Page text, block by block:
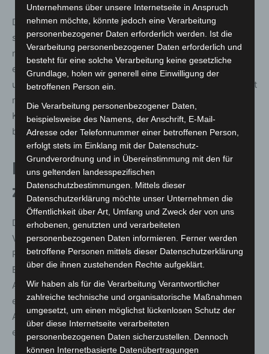
Dr. Susanna Zapreva, Vorstandsvorsitzende von enercity,
sagt zur Zusammenarbeit: „Die Verknüpfung von
nachhaltiger Energie und Mobilität ist entscheidend für
eine umweltfreundliche Zukunft. Wir sind stolz darauf,
unsere Expertise und Ressourcen in die Zusammenarbeit
mit der Hannoverschen Volksbank einzubringen. Die
Kooperation unterstreicht das nachhaltige Engagement
beider Unternehmen.“
Langjährige Partnerschaft
zwischen enercity und Volksbank
Der Energiedienstleister enercity und die Hannoversche
Volksbank gehen mit dem Projekt eine langjährige
Partnerschaft ein. enercity übernimmt neben dem
Betrieb der Ladeinfrastruktur auch die Wartung und
Abrechnung. Bezahlt werden kann bequem mit der
enercity Ladekarte oder über die neue enercity easyGo
App. Kund:innen profitieren dabei von den attraktiven
enercity-Fahrstromtarifen.
Unternehmens über unsere Internetseite in Anspruch
nehmen möchte, könnte jedoch eine Verarbeitung
personenbezogener Daten erforderlich werden. Ist die
Verarbeitung personenbezogener Daten erforderlich und
besteht für eine solche Verarbeitung keine gesetzliche
Grundlage, holen wir generell eine Einwilligung der
betroffenen Person ein.
Die Verarbeitung personenbezogener Daten,
beispielsweise des Namens, der Anschrift, E-Mail-
Adresse oder Telefonnummer einer betroffenen Person,
erfolgt stets im Einklang mit der Datenschutz-
Grundverordnung und in Übereinstimmung mit den für
uns geltenden landesspezifischen
Datenschutzbestimmungen. Mittels dieser
Datenschutzerklärung möchte unser Unternehmen die
Öffentlichkeit über Art, Umfang und Zweck der von uns
erhobenen, genutzten und verarbeiteten
personenbezogenen Daten informieren. Ferner werden
betroffene Personen mittels dieser Datenschutzerklärung
über die ihnen zustehenden Rechte aufgeklärt.
Wir haben als für die Verarbeitung Verantwortlicher
zahlreiche technische und organisatorische Maßnahmen
umgesetzt, um einen möglichst lückenlosen Schutz der
über diese Internetseite verarbeiteten
personenbezogenen Daten sicherzustellen. Dennoch
können Internetbasierte Datenübertragungen